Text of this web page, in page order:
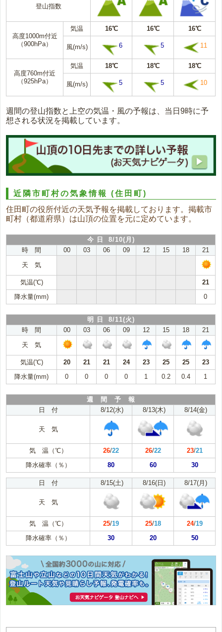
登山指数
高度1000m付近
（900hPa）
気温 16℃ 16℃ 16℃
風(m/s) 6 5 11
高度760m付近
（925hPa）
気温 18℃ 18℃ 18℃
風(m/s) 5 5 10
週間の登山指数と上空の気温・風の予報は、当日9時に予
想される状況を掲載しています。
近隣市町村の気象情報(住田町)
住田町の役所付近の天気予報を掲載しております。掲載市
町村（都道府県）は山頂の位置を元に定めています。
今 日 8/10(月)
時 間
00 03 06 09 12 15 18
21
天 気
気温(℃)
21
降水量(mm)
0
明 日 8/11(火)
時 間
00 03 06 09 12 15 18
21
天 気
気温(℃) 20 21 21 24 23 25 25
23
降水量(mm)
0 0 0 0 1 0.2 0.4 1
週 間 予 報
日 付
8/12(水) 8/13(木) 8/14(金)
天 気
気 温（℃） 26/22 26/22 23/21
降水確率（％）
80 60 30
日 付 8/15(土) 8/16(日) 8/17(月)
天 気
気 温（℃） 25/19 25/18 24/19
降水確率（％）
30 20 50